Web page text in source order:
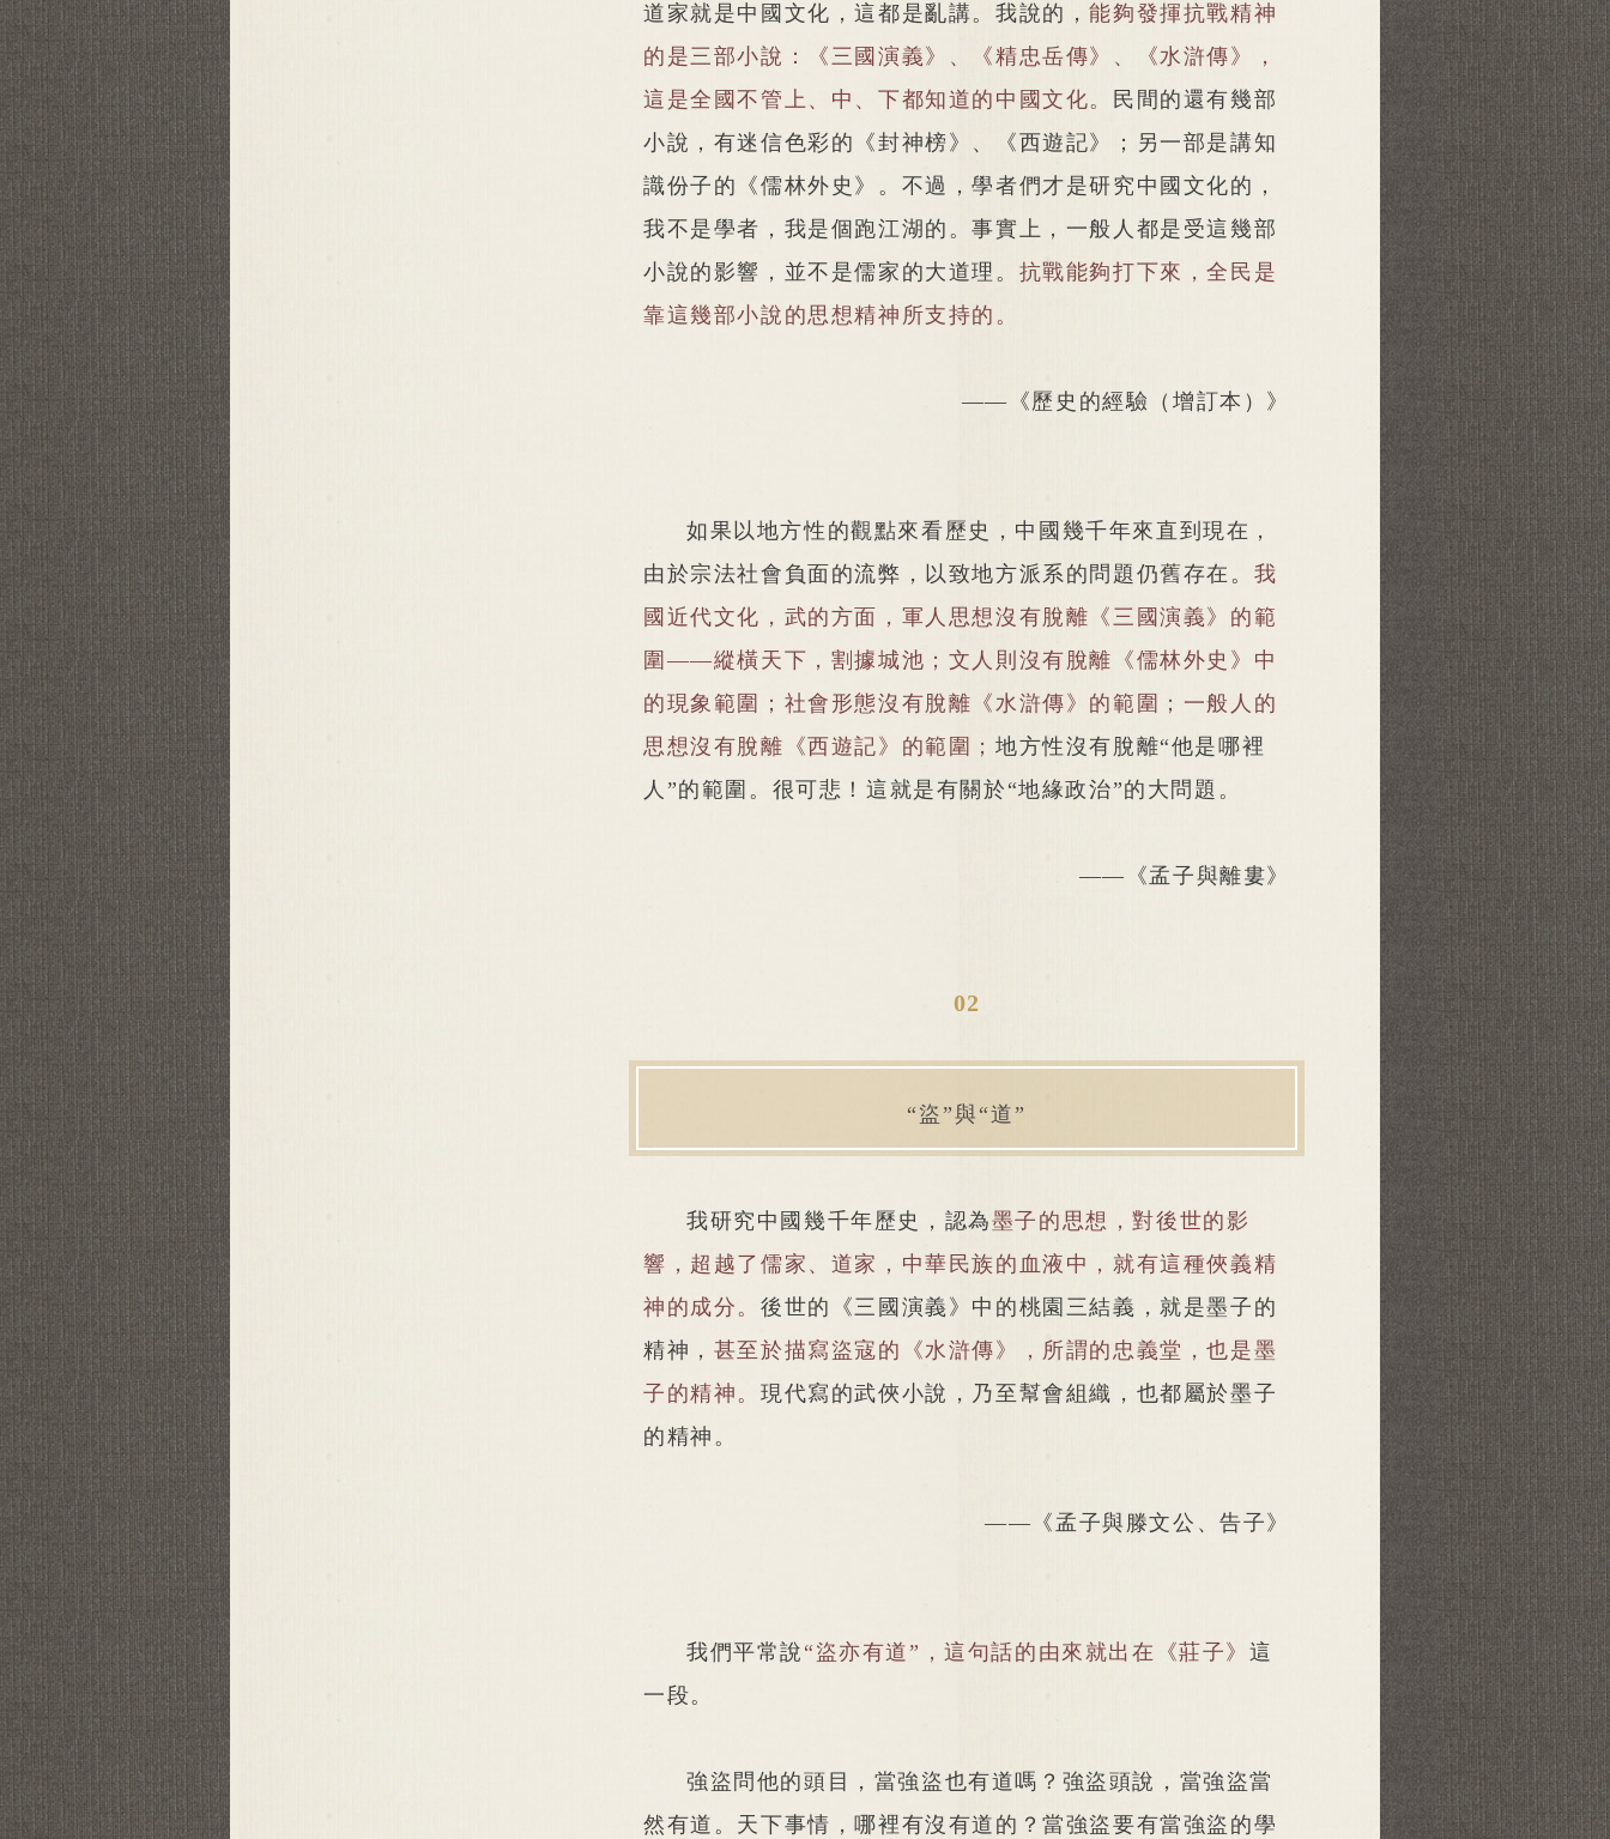
道家就是中國文化，這都是亂講。我說的，能夠發揮抗戰精神
的是三部小說：《三國演義》、《精忠岳傳》、《水滸傳》，
這是全國不管上、中、下都知道的中國文化。
民間的還有幾部
小說，有迷信色彩的《封神榜》、《西遊記》；另一部是講知
識份子的《儒林外史》。不過，學者們才是研究中國文化的，
我不是學者，我是個跑江湖的。事實上，一般人都是受這幾部
小說的影響，並不是儒家的大道理。 抗戰能夠打下來，全民是
靠這幾部小說的思想精神所支持的。
——《歷史的經驗（增訂本）》
如果以地方性的觀點來看歷史，中國幾千年來直到現在，
由於宗法社會負面的流弊，以致地方派系的問題仍舊存在。 我
國近代文化，武的方面，軍人思想沒有脫離《三國演義》的範
圍——縱橫天下，割據城池；文人則沒有脫離《儒林外史》中
的現象範圍；社會形態沒有脫離《水滸傳》的範圍；一般人的
思想沒有脫離《西遊記》的範圍；地方性沒有脫離“他是哪裡
人”的範圍。很可悲！這就是有關於“地緣政治”的大問題。
——《孟子與離婁》
02
“盜”與“道”
我研究中國幾千年歷史，認為墨子的思想，對後世的影
響，超越了儒家、道家，中華民族的血液中，就有這種俠義精
神的成分。 後世的《三國演義》中的桃園三結義，就是墨子的
精神， 甚至於描寫盜寇的《水滸傳》，所謂的忠義堂，也是墨
子的精神。 現代寫的武俠小說，乃至幫會組織，也都屬於墨子
的精神。
——《孟子與滕文公、告子》
我們平常說 “盜亦有道”，這句話的由來就出在《莊子》這
一段。
強盜問他的頭目，當強盜也有道嗎？強盜頭說，當強盜當
然有道。天下事情，哪裡有沒有道的？當強盜要有當強盜的學